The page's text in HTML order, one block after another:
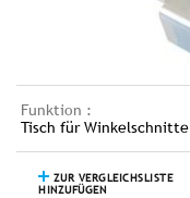
Funktion :
Tisch für Winkelschnitte
ZUR VERGLEICHSLISTE
HINZUFÜGEN